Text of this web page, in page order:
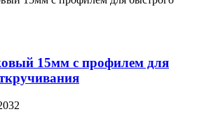
15мм с профилем для